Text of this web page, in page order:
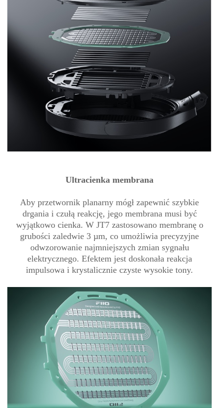
Ultracienka membrana
Aby przetwornik planarny mógł zapewnić szybkie
drgania i czułą reakcję, jego membrana musi być
wyjątkowo cienka. W JT7 zastosowano membranę o
grubości zaledwie 3 µm, co umożliwia precyzyjne
odwzorowanie najmniejszych zmian sygnału
elektrycznego. Efektem jest doskonała reakcja
impulsowa i krystalicznie czyste wysokie tony.